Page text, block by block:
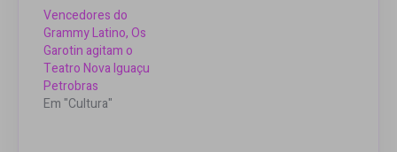
Vencedores do
Grammy Latino, Os
Garotin agitam o
Teatro Nova Iguaçu
Petrobras
Em "Cultura"